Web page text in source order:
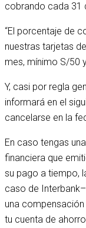
cobrando cada 31
“El porcentaje de
nuestras tarjetas
mes, mínimo S/50
Y, casi por regla
informará en el
cancelarse en la
En caso tengas
financiera que
su pago a tiempo,
caso de
una
tu cuenta de